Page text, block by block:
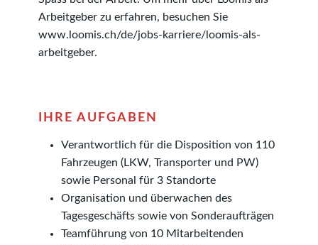
Arbeitgeber zu erfahren, besuchen Sie
www.loomis.ch/de/jobs-karriere/loomis-als-
arbeitgeber.
IHRE AUFGABEN
Verantwortlich für die Disposition von 110
Fahrzeugen (LKW, Transporter und PW)
sowie Personal für 3 Standorte
Organisation und überwachen des
Tagesgeschäfts sowie von Sonderaufträgen
Teamführung von 10 Mitarbeitenden